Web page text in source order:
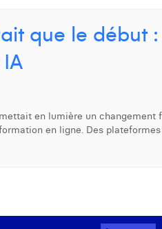
que le début
en lumière un changement
en ligne. Des